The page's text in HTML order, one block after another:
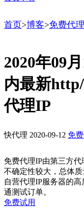
首页>博客>免费代理
2020年09
内最新
代理IP
快代理 2020-09-12 免
免费代理IP由第三方
不确定性较大，总体
自营代理IP服务器的
通测试订单。
免费试用